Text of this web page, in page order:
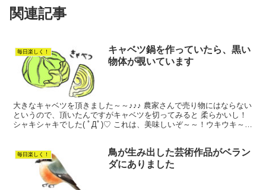
関連記事
毎日楽しく！
キャベツ鍋を作っていたら、黒い
物体が覗いています
大きなキャベツを頂きました～～♪♪♪ 農家さんで売り物にはならない
というので、頂いたんですがキャベツを切ってみると 柔らかいし！
シャキシャキでした( ﾟДﾟ)♡ これは、美味しいぞ～～！ウキウキ～
毎日楽しく！
鳥が生み出した芸術作品がベラン
ダにありました